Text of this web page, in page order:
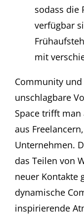
sodass die
verfügbar
mit
Community
unschlagbare
Space trifft
aus
Unternehmen.
das Teilen von
neuer Kontakte
dynamische
inspirierende